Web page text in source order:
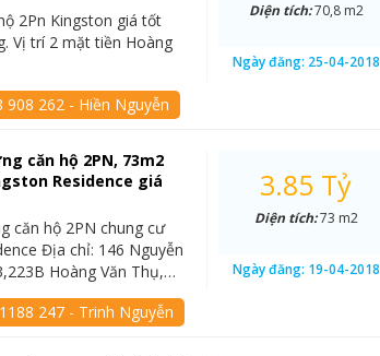
2Pn Kingston giá tốt
Vị trí 2 mặt tiền Hoàng
908 262 - Hiền Nguyễn
Diện tích:70,8 m2
Ngày đăng: 25-04-2018
căn hộ 2PN, 73m2
Residence giá
căn hộ 2PN chung cư
Địa chỉ: 146 Nguyễn
Hoàng Văn Thụ,…
247 - Trinh Nguyễn
3.85 Tỷ
Diện tích:73 m2
Ngày đăng: 19-04-2018